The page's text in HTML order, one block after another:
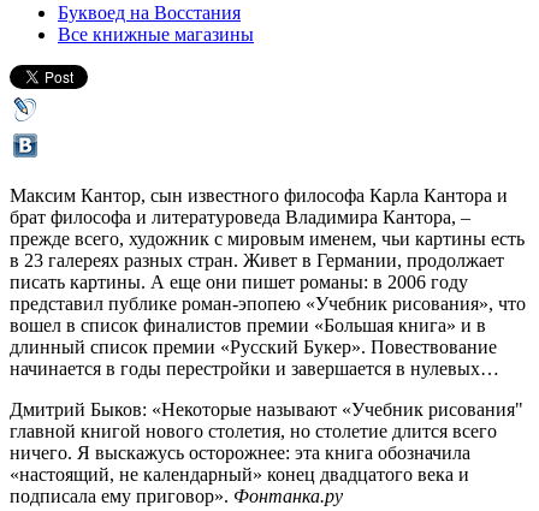
Буквоед на Восстания
Все книжные магазины
Максим Кантор, сын известного философа Карла Кантора и
брат философа и литературоведа Владимира Кантора, –
прежде всего, художник с мировым именем, чьи картины есть
в 23 галереях разных стран. Живет в Германии, продолжает
писать картины. А еще они пишет романы: в 2006 году
представил публике роман-эпопею «Учебник рисования», что
вошел в список финалистов премии «Большая книга» и в
длинный список премии «Русский Букер». Повествование
начинается в годы перестройки и завершается в нулевых…
Дмитрий Быков: «Некоторые называют «Учебник рисования"
главной книгой нового столетия, но столетие длится всего
ничего. Я выскажусь осторожнее: эта книга обозначила
«настоящий, не календарный» конец двадцатого века и
подписала ему приговор». Фонтанка.ру